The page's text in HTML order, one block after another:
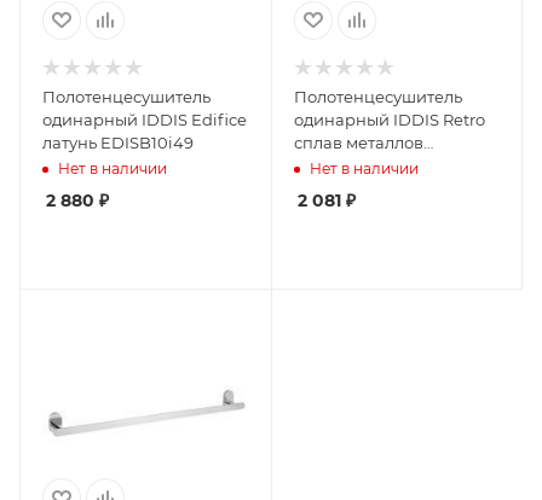
Полотенцесушитель
одинарный IDDIS Edifice
латунь EDISB10i49
Нет в наличии
2 880 ₽
Полотенцесушитель
одинарный IDDIS Retro
сплав металлов
RETSS10i49
Нет в наличии
2 081₽